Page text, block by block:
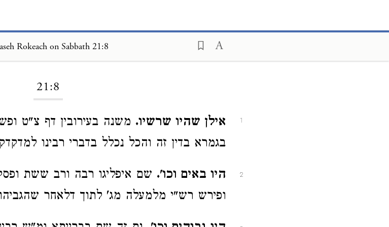
Rokeach on Sabbath 21:8
21:8
1 אילן שהיו שרשיו. משנה בעירובין דף צ"ט
בגמרא בדין זה והכל נכלל בדברי רבינו
2 היו באים וכו'. שם איפליגו רבה ורב ששת
ופירש רש"י מלמעלה מג' לתוך דלאחר שהגביהו